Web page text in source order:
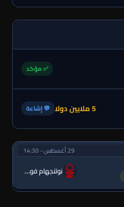
✅ مؤكد
5 ملايين دولا 💬 إشاعة
29 أغسطس - 14:30
نوتنجهام فورست